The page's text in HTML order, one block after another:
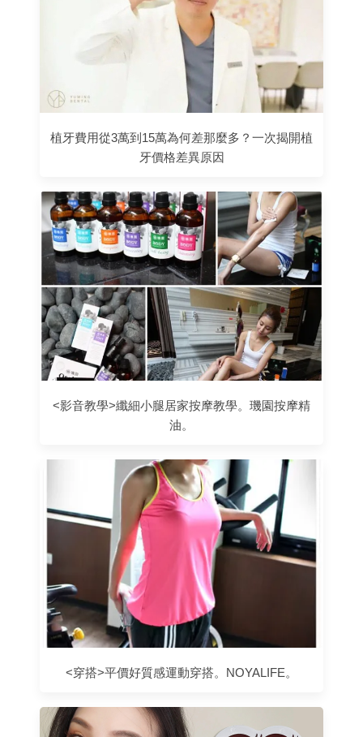
植牙費用從3萬到15萬為何差那麼多？一次揭開植
牙價格差異原因
<影音教學>纖細小腿居家按摩教學。璣園按摩精
油。
<穿搭>平價好質感運動穿搭。NOYALIFE。